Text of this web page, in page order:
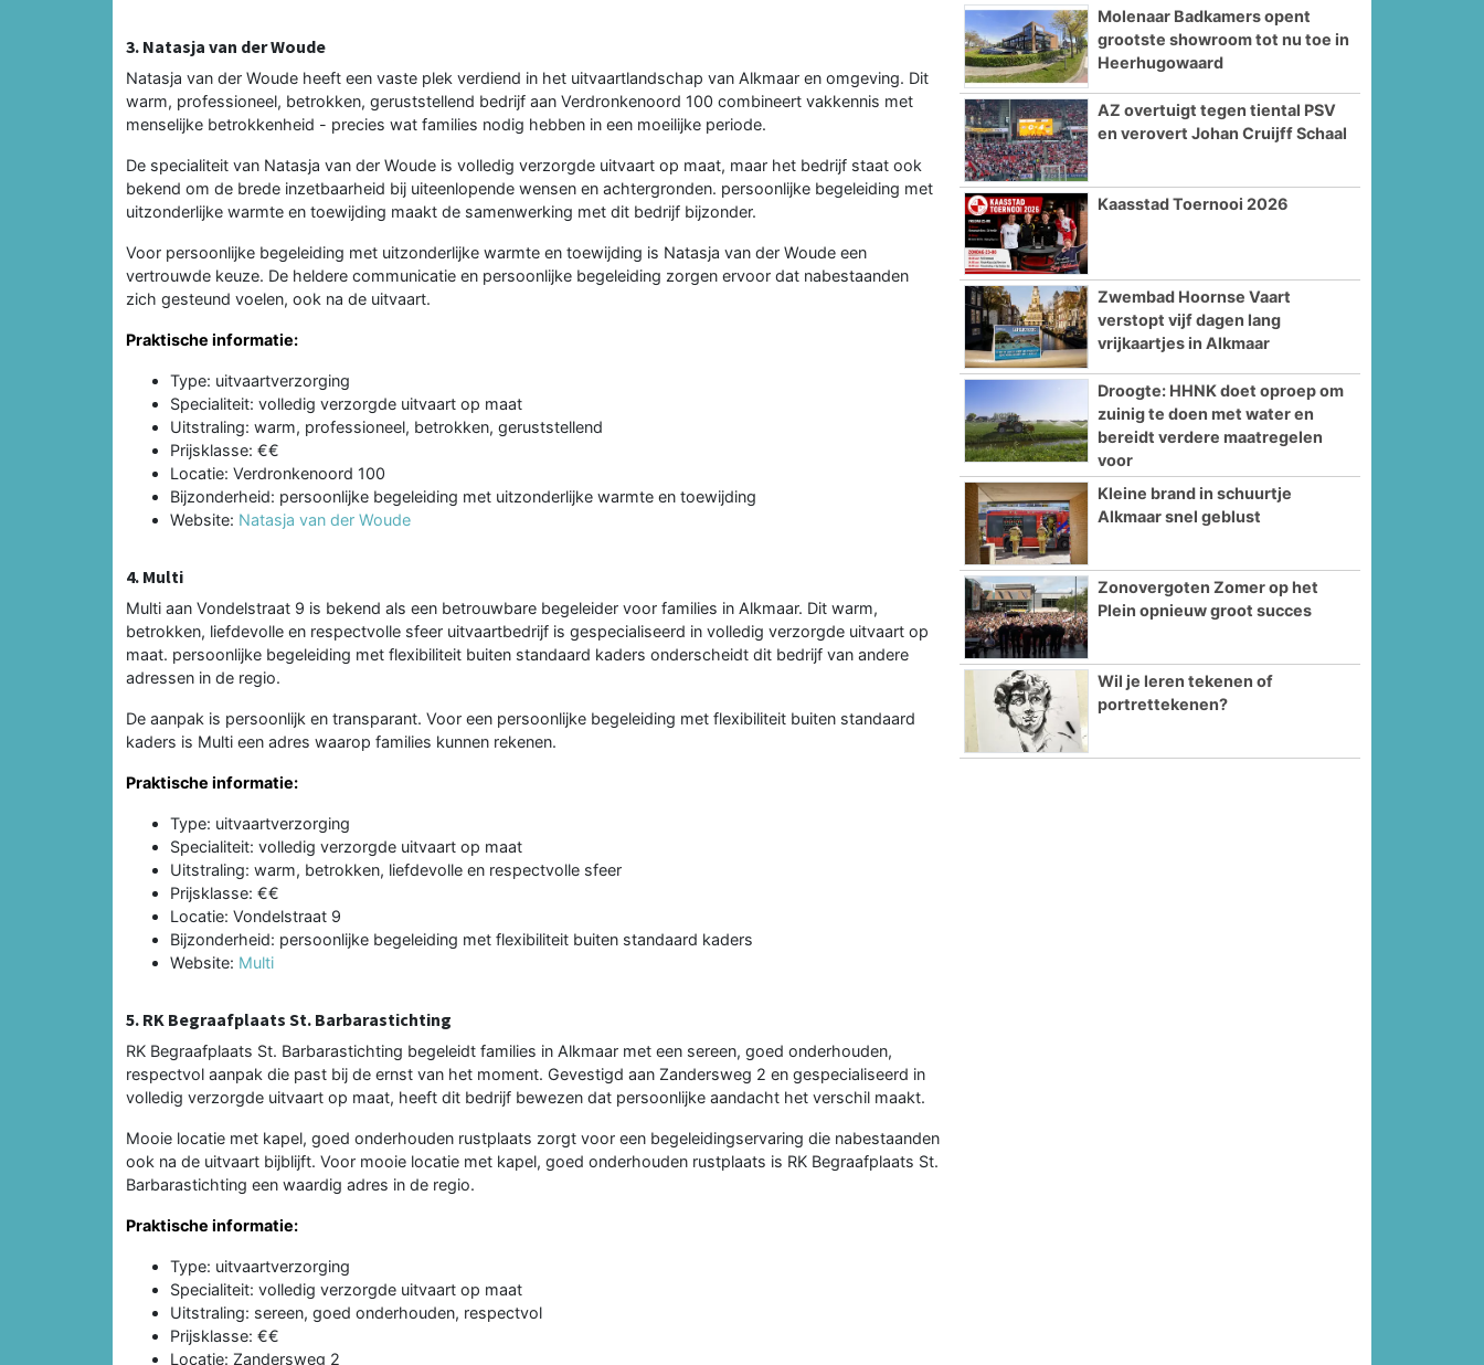
3. Natasja van der Woude
Natasja van der Woude heeft een vaste plek verdiend in het uitvaartlandschap van Alkmaar en omgeving. Dit
warm, professioneel, betrokken, geruststellend bedrijf aan Verdronkenoord 100 combineert vakkennis met
menselijke betrokkenheid - precies wat families nodig hebben in een moeilijke periode.
De specialiteit van Natasja van der Woude is volledig verzorgde uitvaart op maat, maar het bedrijf staat ook
bekend om de brede inzetbaarheid bij uiteenlopende wensen en achtergronden. persoonlijke begeleiding met
uitzonderlijke warmte en toewijding maakt de samenwerking met dit bedrijf bijzonder.
Voor persoonlijke begeleiding met uitzonderlijke warmte en toewijding is Natasja van der Woude een
vertrouwde keuze. De heldere communicatie en persoonlijke begeleiding zorgen ervoor dat nabestaanden
zich gesteund voelen, ook na de uitvaart.
Praktische informatie:
Type: uitvaartverzorging
Specialiteit: volledig verzorgde uitvaart op maat
Uitstraling: warm, professioneel, betrokken, geruststellend
Prijsklasse: €€
Locatie: Verdronkenoord 100
Bijzonderheid: persoonlijke begeleiding met uitzonderlijke warmte en toewijding
Website: Natasja van der Woude
4. Multi
Multi aan Vondelstraat 9 is bekend als een betrouwbare begeleider voor families in Alkmaar. Dit warm,
betrokken, liefdevolle en respectvolle sfeer uitvaartbedrijf is gespecialiseerd in volledig verzorgde uitvaart op
maat. persoonlijke begeleiding met flexibiliteit buiten standaard kaders onderscheidt dit bedrijf van andere
adressen in de regio.
De aanpak is persoonlijk en transparant. Voor een persoonlijke begeleiding met flexibiliteit buiten standaard
kaders is Multi een adres waarop families kunnen rekenen.
Praktische informatie:
Type: uitvaartverzorging
Specialiteit: volledig verzorgde uitvaart op maat
Uitstraling: warm, betrokken, liefdevolle en respectvolle sfeer
Prijsklasse: €€
Locatie: Vondelstraat 9
Bijzonderheid: persoonlijke begeleiding met flexibiliteit buiten standaard kaders
Website: Multi
5. RK Begraafplaats St. Barbarastichting
RK Begraafplaats St. Barbarastichting begeleidt families in Alkmaar met een sereen, goed onderhouden,
respectvol aanpak die past bij de ernst van het moment. Gevestigd aan Zandersweg 2 en gespecialiseerd in
volledig verzorgde uitvaart op maat, heeft dit bedrijf bewezen dat persoonlijke aandacht het verschil maakt.
Mooie locatie met kapel, goed onderhouden rustplaats zorgt voor een begeleidingservaring die nabestaanden
ook na de uitvaart bijblijft. Voor mooie locatie met kapel, goed onderhouden rustplaats is RK Begraafplaats St.
Barbarastichting een waardig adres in de regio.
Praktische informatie:
Type: uitvaartverzorging
Specialiteit: volledig verzorgde uitvaart op maat
Uitstraling: sereen, goed onderhouden, respectvol
Prijsklasse: €€
Locatie: Zandersweg 2
Molenaar Badkamers opent
grootste showroom tot nu toe in
Heerhugowaard
AZ overtuigt tegen tiental PSV
en verovert Johan Cruijff Schaal
Kaasstad Toernooi 2026
Zwembad Hoornse Vaart
verstopt vijf dagen lang
vrijkaartjes in Alkmaar
Droogte: HHNK doet oproep om
zuinig te doen met water en
bereidt verdere maatregelen
voor
Kleine brand in schuurtje
Alkmaar snel geblust
Zonovergoten Zomer op het
Plein opnieuw groot succes
Wil je leren tekenen of
portrettekenen?